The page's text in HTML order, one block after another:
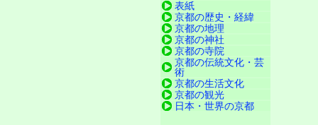
表紙
京都の歴史・経緯
京都の地理
京都の神社
京都の寺院
京都の伝統文化・芸
術
京都の生活文化
京都の観光
日本・世界の京都